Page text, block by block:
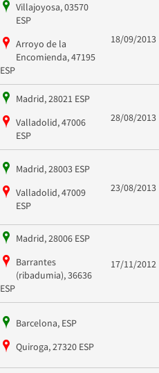
Villajoyosa, 03570
ESP
Arroyo de la
Encomienda, 47195
ESP
18/09/2013
Madrid, 28021 ESP
Valladolid, 47006
ESP
28/08/2013
Madrid, 28003 ESP
Valladolid, 47009
ESP
23/08/2013
Madrid, 28006 ESP
Barrantes
(ribadumia), 36636
ESP
17/11/2012
Barcelona, ESP
Quiroga, 27320 ESP